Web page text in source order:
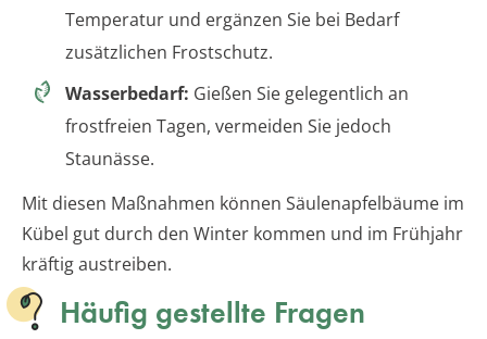
Temperatur und ergänzen Sie bei Bedarf
zusätzlichen Frostschutz.
Wasserbedarf: Gießen Sie gelegentlich an
frostfreien Tagen, vermeiden Sie jedoch
Staunässe.
Mit diesen Maßnahmen können Säulenapfelbäume im
Kübel gut durch den Winter kommen und im Frühjahr
kräftig austreiben.
Häufig gestellte Fragen